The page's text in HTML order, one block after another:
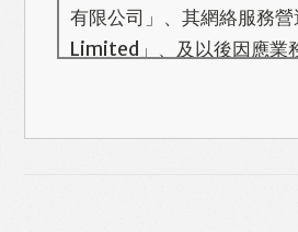
有限公司」、其網絡服務
Limited」、及以後因應業
願性質。我們收集的個人